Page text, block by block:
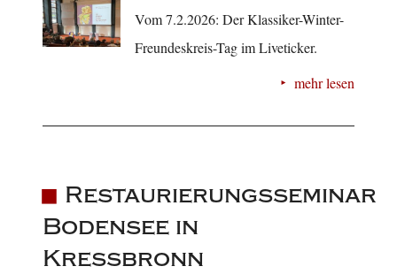
Vom 7.2.2026: Der Klassiker-Winter-
Freundeskreis-Tag im Liveticker.
mehr lesen
Restaurierungsseminar
Bodensee in
Kressbronn